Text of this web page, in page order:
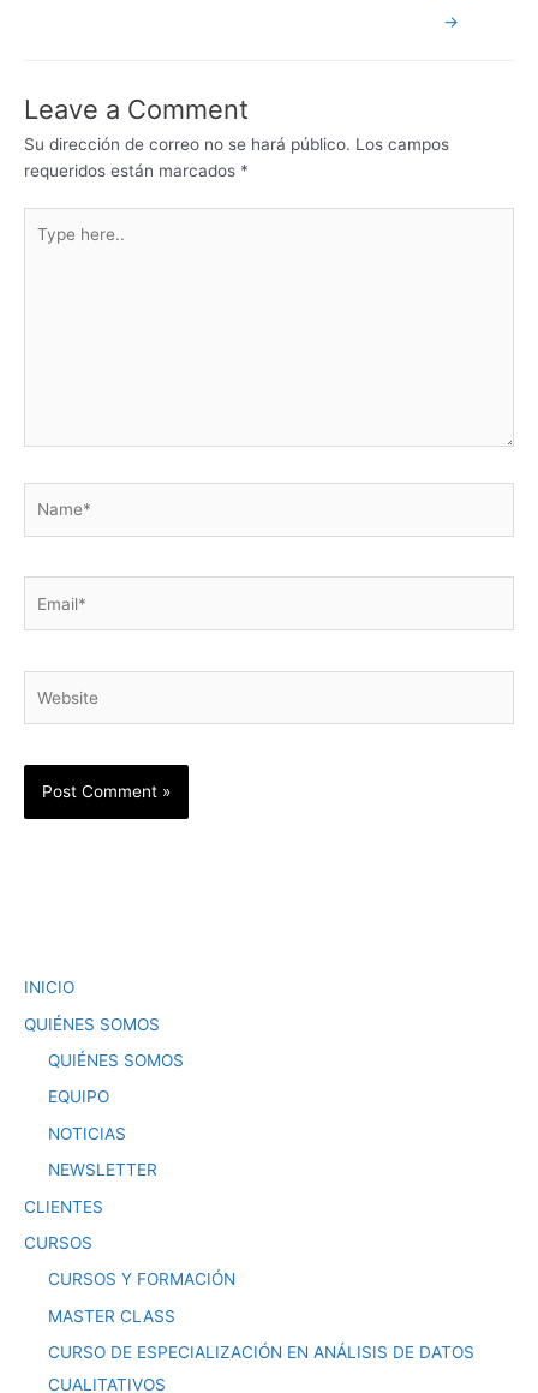
k
er
→
Leave a Comment
Su dirección de correo no se hará público. Los campos
requeridos están marcados *
here..
INICIO
QUIÉNES SOMOS
QUIÉNES SOMOS
EQUIPO
NOTICIAS
NEWSLETTER
CLIENTES
CURSOS
CURSOS Y FORMACIÓN
MASTER CLASS
CURSO DE ESPECIALIZACIÓN EN ANÁLISIS DE DATOS
CUALITATIVOS